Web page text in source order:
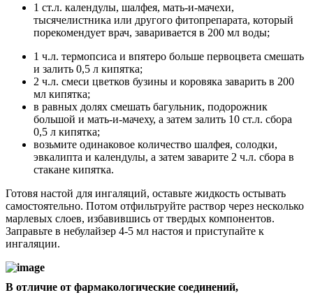
1 ст.л. календулы, шалфея, мать-и-мачехи,
тысячелистника или другого фитопрепарата, который
порекомендует врач, заваривается в 200 мл воды;
1 ч.л. термопсиса и впятеро больше первоцвета смешать
и залить 0,5 л кипятка;
2 ч.л. смеси цветков бузины и коровяка заварить в 200
мл кипятка;
в равных долях смешать багульник, подорожник
большой и мать-и-мачеху, а затем залить 10 ст.л. сбора
0,5 л кипятка;
возьмите одинаковое количество шалфея, солодки,
эвкалипта и календулы, а затем заварите 2 ч.л. сбора в
стакане кипятка.
Готовя настой для ингаляций, оставьте жидкость остывать
самостоятельно. Потом отфильтруйте раствор через несколько
марлевых слоев, избавившись от твердых компонентов.
Заправьте в небулайзер 4-5 мл настоя и приступайте к
ингаляции.
В отличие от фармакологические соединений,